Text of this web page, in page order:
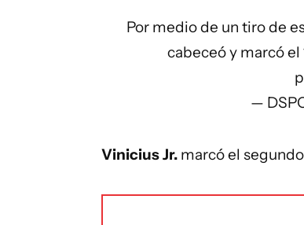
Por medio de un tiro de
cabeceó y marcó el
—
Vinicius Jr. marcó el